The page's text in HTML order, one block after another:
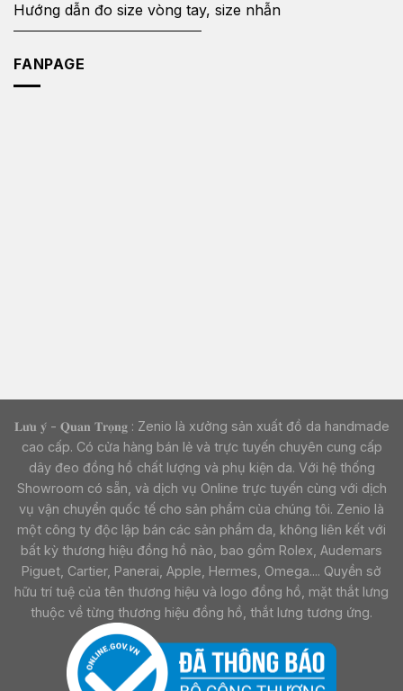
Hướng dẫn đo size vòng tay, size nhẫn
FANPAGE
𝐋𝐮̛𝐮 𝐲́ - 𝐐𝐮𝐚𝐧 𝐓𝐫𝐨̣𝐧𝐠 : Zenio là xưởng sản xuất đồ da handmade
cao cấp. Có cửa hàng bán lẻ và trực tuyến chuyên cung cấp
dây đeo đồng hồ chất lượng và phụ kiện da. Với hệ thống
Showroom có sẵn, và dịch vụ Online trực tuyến cùng với dịch
vụ vận chuyển quốc tế cho sản phẩm của chúng tôi. Zenio là
một công ty độc lập bán các sản phẩm da, không liên kết với
bất kỳ thương hiệu đồng hồ nào, bao gồm Rolex, Audemars
Piguet, Cartier, Panerai, Apple, Hermes, Omega.... Quyền sở
hữu trí tuệ của tên thương hiệu và logo đồng hồ, mặt thắt lưng
thuộc về từng thương hiệu đồng hồ, thắt lưng tương ứng.